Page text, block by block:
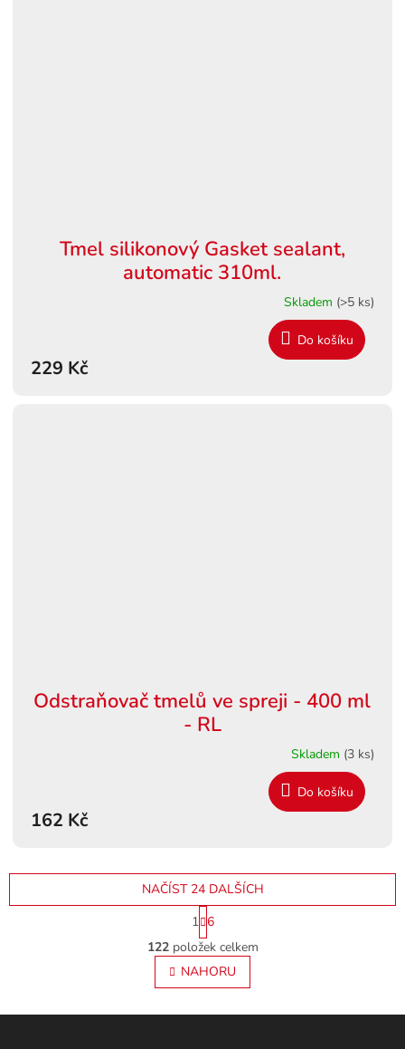
Tmel silikonový Gasket sealant,
automatic 310ml.
Skladem (>5 ks)
229 Kč
Do košíku
Odstraňovač tmelů ve spreji - 400 ml
- RL
Skladem (3 ks)
162 Kč
Do košíku
O
v
l
á
NAČÍST 24 DALŠÍCH
S
t
r
á
n
k
v
1 6
122položek celkem
NAHORU
Z